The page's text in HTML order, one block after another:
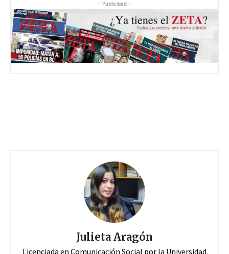
- Publicidad -
Julieta Aragón
Licenciada en Comunicación Social por la Universidad